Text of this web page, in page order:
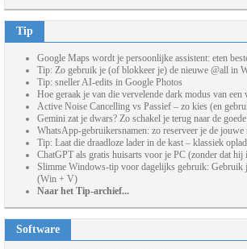
Tip
Google Maps wordt je persoonlijke assistent: eten
Tip: Zo gebruik je (of blokkeer je) de nieuwe @all in
Tip: sneller AI-edits in Google Photos
Hoe geraak je van die vervelende dark modus van een
Active Noise Cancelling vs Passief – zo kies (en
Gemini zat je dwars? Zo schakel je terug naar de
WhatsApp-gebruikersnamen: zo reserveer je de jouwe
Tip: Laat die draadloze lader in de kast – klassiek
ChatGPT als gratis huisarts voor je PC (zonder dat hij
Slimme Windows-tip voor dagelijks gebruik: Gebruik
(Win + V)
Naar het Tip-archief...
Software